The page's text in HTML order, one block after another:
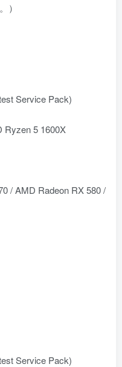
）
Service Pack)
Ryzen 5 1600X
/ AMD Radeon RX 580 /
Service Pack)